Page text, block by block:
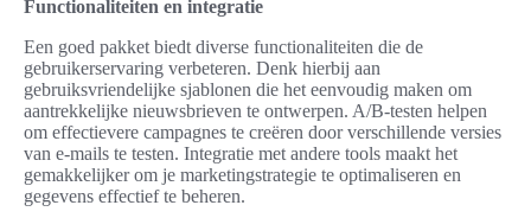
Functionaliteiten en integratie
Een goed pakket biedt diverse functionaliteiten die de
gebruikerservaring verbeteren. Denk hierbij aan
gebruiksvriendelijke sjablonen die het eenvoudig maken om
aantrekkelijke nieuwsbrieven te ontwerpen. A/B-testen helpen
om effectievere campagnes te creëren door verschillende versies
van e-mails te testen. Integratie met andere tools maakt het
gemakkelijker om je marketingstrategie te optimaliseren en
gegevens effectief te beheren.